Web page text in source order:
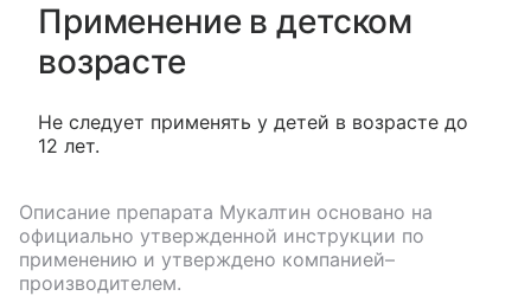
Применение в детском
возрасте
Не следует применять у детей в возрасте до
12 лет.
Описание препарата Мукалтин основано на
официально утвержденной инструкции по
применению и утверждено компанией–
производителем.